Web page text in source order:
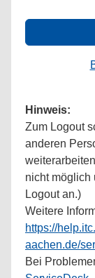
Hinweis:
Zum Logout
anderen
nicht möglich
Logout an.)
Weitere
https://
aachen.de/
Bei